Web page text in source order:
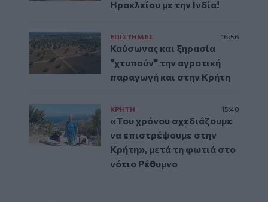
Ηρακλείου με την Ινδία!
ΕΠΙΣΤΗΜΕΣ 16:56
Καύσωνας και ξηρασία
"χτυπούν" την αγροτική
παραγωγή και στην Κρήτη
ΚΡΗΤΗ 15:40
«Του χρόνου σχεδιάζουμε
να επιστρέψουμε στην
Κρήτη», μετά τη φωτιά στο
νότιο Ρέθυμνο